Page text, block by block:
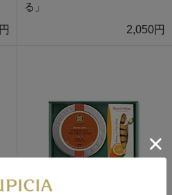
る」
2,050円